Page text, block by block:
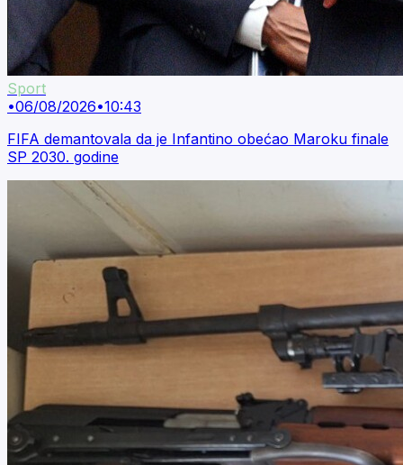
Sport
•06/08/2026•10:43
FIFA demantovala da je Infantino obećao Maroku finale
SP 2030. godine